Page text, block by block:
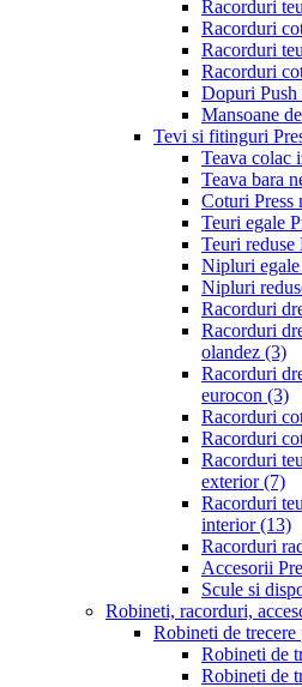
Racorduri
Racorduri
Racorduri
Racorduri
Dopuri Push
Mansoane
Tevi si fitinguri
Teava colac
Teava bara
Coturi Press
Teuri egale
Teuri reduse
Nipluri egale
Nipluri
Racorduri
Racorduri
olandez (3)
Racorduri
eurocon (3)
Racorduri
Racorduri
Racorduri
exterior(7)
Racorduri
interior(13)
Racorduri
Accesorii
Scule si
Robineti, racorduri,
Robineti de trecere
Robineti de
Robineti de